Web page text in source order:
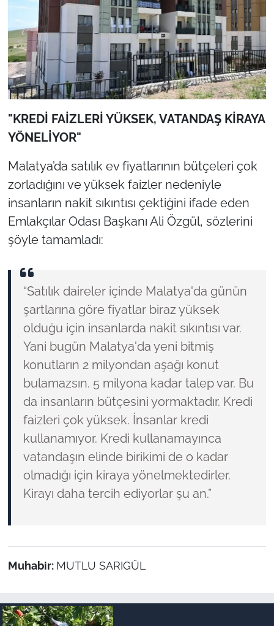
"KREDİ FAİZLERİ YÜKSEK, VATANDAŞ KİRAYA
YÖNELİYOR"
Malatya’da satılık ev fiyatlarının bütçeleri çok
zorladığını ve yüksek faizler nedeniyle
insanların nakit sıkıntısı çektiğini ifade eden
Emlakçılar Odası Başkanı Ali Özgül, sözlerini
şöyle tamamladı:
“Satılık daireler içinde Malatya'da günün
şartlarına göre fiyatlar biraz yüksek
olduğu için insanlarda nakit sıkıntısı var.
Yani bugün Malatya'da yeni bitmiş
konutların 2 milyondan aşağı konut
bulamazsın. 5 milyona kadar talep var. Bu
da insanların bütçesini yormaktadır. Kredi
faizleri çok yüksek. İnsanlar kredi
kullanamıyor. Kredi kullanamayınca
vatandaşın elinde birikimi de o kadar
olmadığı için kiraya yönelmektedirler.
Kirayı daha tercih ediyorlar şu an.”
Muhabir: MUTLU SARIGÜL